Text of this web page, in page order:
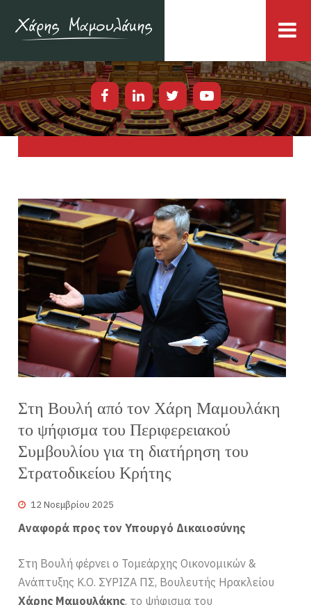
Στη Βουλή από τον Χάρη Μαμουλάκη
το ψήφισμα του Περιφερειακού
Συμβουλίου για τη διατήρηση του
Στρατοδικείου Κρήτης
12 Νοεμβρίου 2025
Αναφορά προς τον Υπουργό Δικαιοσύνης
Στη Βουλή φέρνει ο Τομεάρχης Οικονομικών &
Ανάπτυξης Κ.Ο. ΣΥΡΙΖΑ ΠΣ, Βουλευτής Ηρακλείου
Χάρης Μαμουλάκης, το ψήφισμα του